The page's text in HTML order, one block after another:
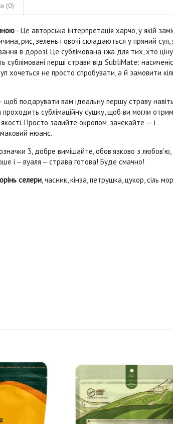
(0)
- Це авторська інтерпретація харчо, у якій
рис, зелень і овочі складаються у пряний суп,
в дорозі. Це сублімована їжа для тих, хто
перші страви від SubliMate:
хочеться не просто спробувати, а й замовити
подарувати вам ідеальну першу страву
сублімаційну сушку, щоб ви могли
Просто залийте окропом, зачекайте — і
нюанс.
3, добре вимішайте, обов’язково з
і ‒ вуаля ‒ страва готова! Буде смачно!
селери , часник, кінза, петрушка, цукор, сіль
Сушені продукти ЇDLO
Крем-суп томатний з
креветками
ЇDLO